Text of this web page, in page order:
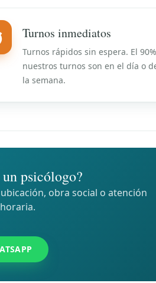
Turnos inmediatos
Turnos rápidos sin espera. El
nuestros turnos son en el día o
la semana.
psicólogo?
obra social o atención